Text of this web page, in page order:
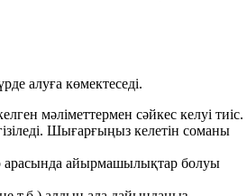
алуға көмектеседі.
мәліметтермен сәйкес келуі тиіс.
Шығарғыңыз келетін соманы
арасында айырмашылықтар болуы